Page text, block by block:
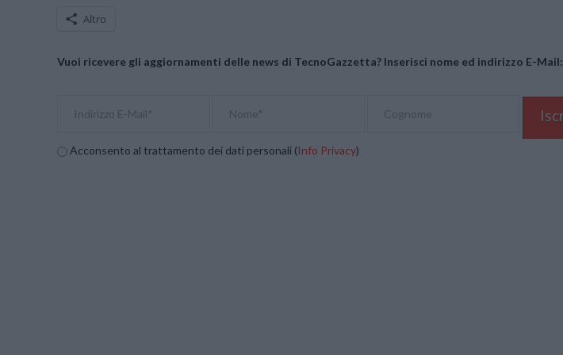
Altro
Vuoi ricevere gli aggiornamenti delle news di TecnoGazzetta? Inserisci nome ed indirizzo E-Mail:
Acconsento al trattamento dei dati personali (Info Privacy)